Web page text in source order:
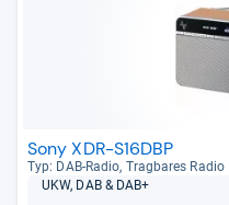
Sony XDR-S16DBP
Typ: DAB-​Radio, Trag­ba­res Radio
UKW, DAB & DAB+